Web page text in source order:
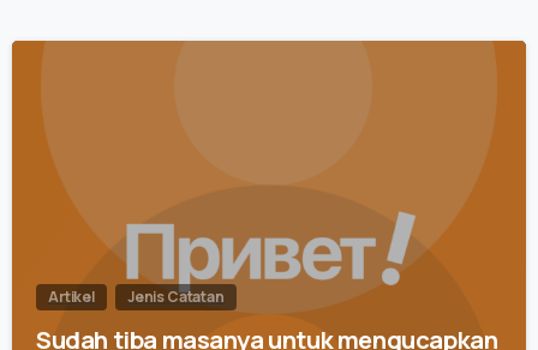
Artikel Jenis Catatan
Sudah tiba masanya untuk mengucapkan